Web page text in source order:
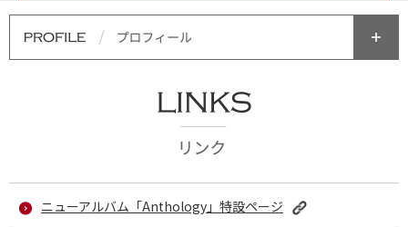
ニューアルバム「Anthology」特設ページ